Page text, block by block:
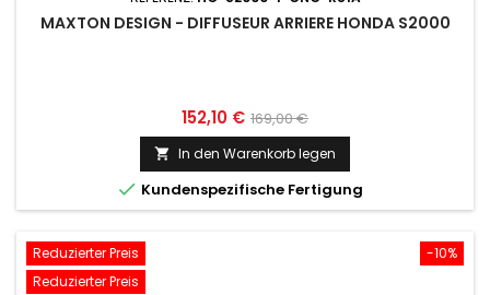
MAXTON DESIGN - DIFFUSEUR ARRIERE HONDA S2000
Preis
152,10 € Normaler
Preis
169,00 €
 In den Warenkorb legen
 Kundenspezifische Fertigung
-10%
Reduzierter Preis
Reduzierter Preis